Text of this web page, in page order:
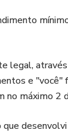
através
e "você"
no máximo 2